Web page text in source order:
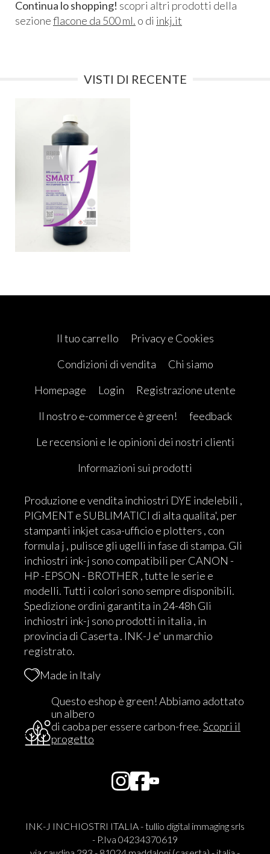
Continua lo shopping! scopri altri prodotti della
sezioneflacone da 500 ml. o di inkj.it
VISTI DI RECENTE
Il tuo carrello
Privacy e Cookies
Condizioni di vendita
Chi siamo
Homepage
Login
Registrazione utente
Il nostro e-commerce è green!
feedback
Le recensioni e le opinioni dei nostri clienti
Informazioni sui prodotti
Produzione e vendita inchiostri DYE indelebili ,
PIGMENT e SUBLIMATICI di alta qualita', per
stampanti inkjet casa-ufficio e plotters , con
formula j , pulisce gli ugelli in fase di stampa. Gli
inchiostri ink-j sono compatibili per CANON -
HP -EPSON - BROTHER , tutte le serie e
modelli. Tutti i colori sono sempre disponibili.
Spedizione ordini garantita in 24-48h Gli
inchiostri ink-j sono prodotti in italia , in
provincia di Caserta . INK-J e' un marchio
registrato.
Made in Italy
Questo eshop è green! Abbiamo adottato
un albero
di caoba per essere carbon-free.Scopri il
progetto
INK-J INCHIOSTRI ITALIA - tullio digital immaging srls
- P.Iva 04234370619